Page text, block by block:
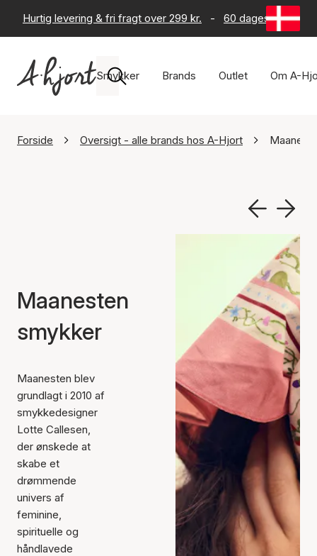
Hurtig levering & fri fragt over 299 kr. - 60 dages returret
Smykker Brands Outlet Om A-
Forside Oversigt - alle brands hos A-Hjort
Maanesten
smykker
Maanesten blev
grundlagt i 2010 af
smykkedesigner
Lotte Callesen,
der ønskede at
skabe et
drømmende
univers af
feminine,
spirituelle og
håndlavede